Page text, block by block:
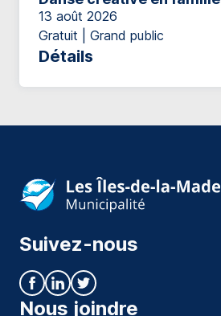
13 août 2026
Gratuit | Grand public
Détails
Suivez-nous
Nous joindre